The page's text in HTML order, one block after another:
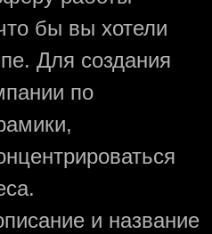
бы вы хотели
Для создания
по
и название